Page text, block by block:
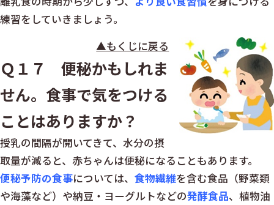
練習をしていきましょう。
▲もくじに戻る
Ｑ１７ 便秘かもしれま
せん。食事で気をつける
ことはありますか？
授乳の間隔が開いてきて、水分の摂
取量が減ると、赤ちゃんは便秘になることもあります。
便秘予防の食事については、 食物繊維を含む食品（野菜類
や海藻など）や納豆・ヨーグルトなどの発酵食品、植物油